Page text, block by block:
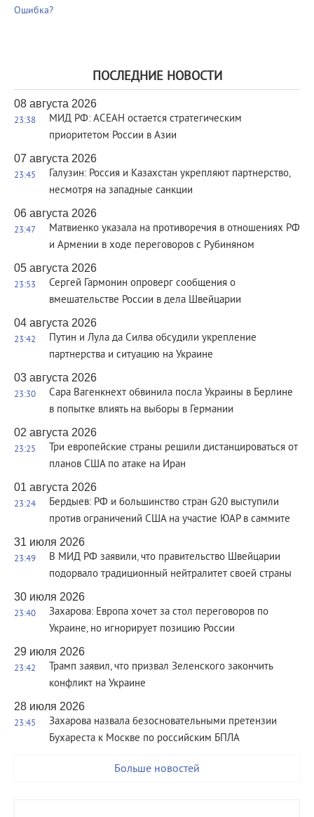
Ошибка?
ПОСЛЕДНИЕ НОВОСТИ
08 августа 2026
23:38
МИД РФ: АСЕАН остается стратегическим
приоритетом России в Азии
07 августа 2026
23:45
Галузин: Россия и Казахстан укрепляют партнерство,
несмотря на западные санкции
06 августа 2026
23:47
Матвиенко указала на противоречия в отношениях РФ
и Армении в ходе переговоров с Рубиняном
05 августа 2026
23:53
Сергей Гармонин опроверг сообщения о
вмешательстве России в дела Швейцарии
04 августа 2026
23:42
Путин и Лула да Силва обсудили укрепление
партнерства и ситуацию на Украине
03 августа 2026
23:30
Сара Вагенкнехт обвинила посла Украины в Берлине
в попытке влиять на выборы в Германии
02 августа 2026
23:25
Три европейские страны решили дистанцироваться от
планов США по атаке на Иран
01 августа 2026
23:24
Бердыев: РФ и большинство стран G20 выступили
против ограничений США на участие ЮАР в саммите
31 июля 2026
23:49
В МИД РФ заявили, что правительство Швейцарии
подорвало традиционный нейтралитет своей страны
30 июля 2026
23:40
Захарова: Европа хочет за стол переговоров по
Украине, но игнорирует позицию России
29 июля 2026
23:42
Трамп заявил, что призвал Зеленского закончить
конфликт на Украине
28 июля 2026
23:45
Захарова назвала безосновательными претензии
Бухареста к Москве по российским БПЛА
Больше новостей